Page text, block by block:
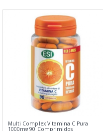
Multi Complex Vitamina C Pura
1000mg 90 Comprimidos